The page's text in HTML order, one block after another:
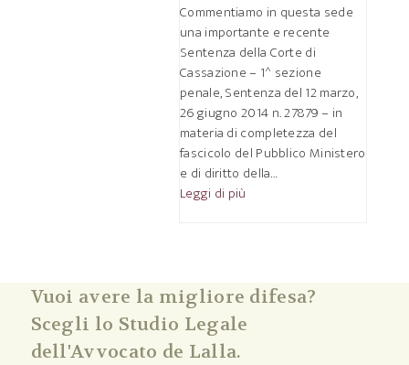
Commentiamo in questa sede
una importante e recente
Sentenza della Corte di
Cassazione – 1^ sezione
penale, Sentenza del 12 marzo,
26 giugno 2014 n. 27879 – in
materia di completezza del
fascicolo del Pubblico Ministero
e di diritto della…
Leggi di più
Vuoi avere la migliore difesa?
Scegli lo Studio Legale
dell'Avvocato de Lalla.